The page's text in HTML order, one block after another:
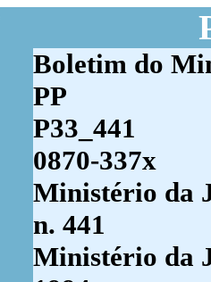
Boletim do
PP
P33_441
0870-337x
Ministério da
n. 441
Ministério da